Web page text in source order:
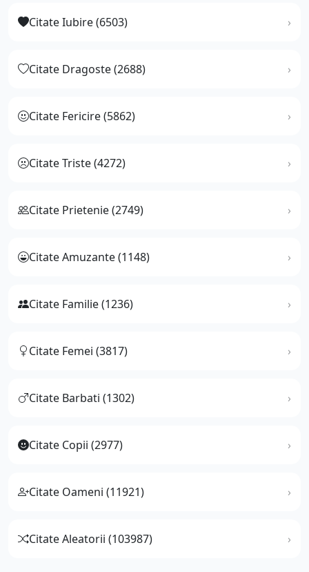
Citate Iubire (6503)
Citate Dragoste (2688)
Citate Fericire (5862)
Citate Triste (4272)
Citate Prietenie (2749)
Citate Amuzante (1148)
Citate Familie (1236)
Citate Femei (3817)
Citate Barbati (1302)
Citate Copii (2977)
Citate Oameni (11921)
Citate Aleatorii (103987)